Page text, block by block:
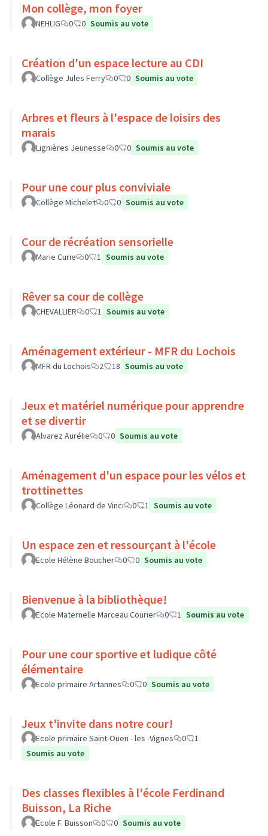
Mon collège, mon foyer
NEHLIG 0 0 Soumis au vote
Création d'un espace lecture au CDI
Collège Jules Ferry 0 0 Soumis au vote
Arbres et fleurs à l'espace de loisirs des
marais
Lignières Jeunesse 0 0 Soumis au vote
Pour une cour plus conviviale
Collège Michelet 0 0 Soumis au vote
Cour de récréation sensorielle
Marie Curie 0 1 Soumis au vote
Rêver sa cour de collège
CHEVALLIER 0 1 Soumis au vote
Aménagement extérieur - MFR du Lochois
MFR du Lochois 2 18 Soumis au vote
Jeux et matériel numérique pour apprendre
et se divertir
Alvarez Aurélie 0 0 Soumis au vote
Aménagement d'un espace pour les vélos et
trottinettes
Collège Léonard de Vinci 0 1 Soumis au vote
Un espace zen et ressourçant à l'école
Ecole Hélène Boucher 0 0 Soumis au vote
Bienvenue à la bibliothèque!
Ecole Maternelle Marceau Courier 0 1 Soumis au vote
Pour une cour sportive et ludique côté
élémentaire
Ecole primaire Artannes 0 0 Soumis au vote
Jeux t'invite dans notre cour!
Ecole primaire Saint-Ouen - les -Vignes 0
1
Soumis au vote
Des classes flexibles à l'école Ferdinand
Buisson, La Riche
Ecole F. Buisson 0 0 Soumis au vote